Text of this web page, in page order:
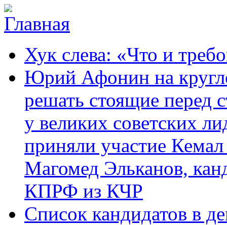
Перейти к основному содержанию
Черкесское
республиканское
отделение
Коммунистической
партии Российской
аргументы,
факты Хук слева: «Что и
Юрий Афонин на
решать стоящие перед
у великих советских
приняли участие
Магомед Эльканов,
КПРФ из КЧР
Список кандидатов в